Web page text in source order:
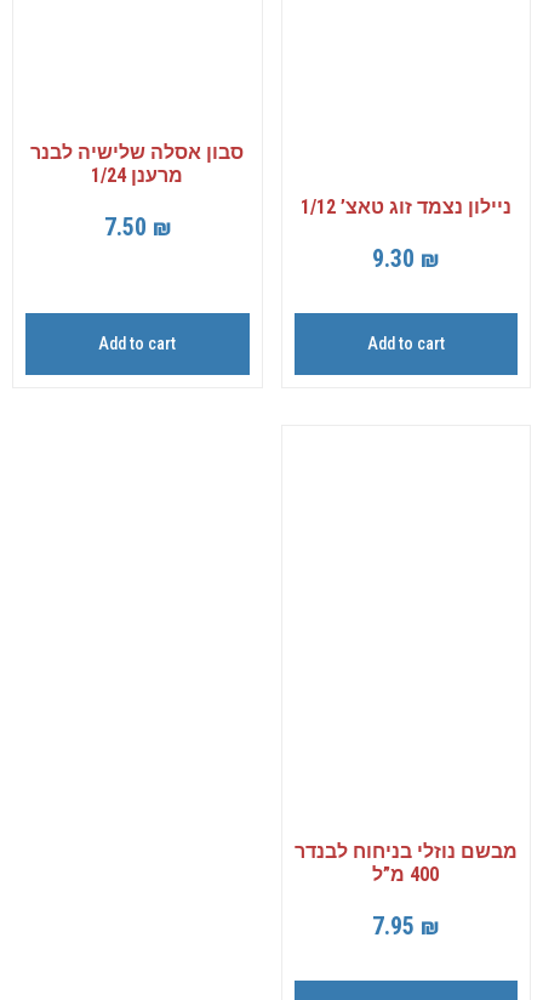
ניילון נצמד זוג טאצ’ 1/12
9.30 ₪
Add to cart
סבון אסלה שלישיה לבנר
מרענן 1/24
7.50 ₪
Add to cart
מבשם נוזלי בניחוח לבנדר
400 מ”ל
7.95 ₪